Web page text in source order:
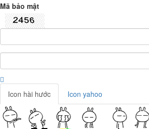
Mã bảo mật
Icon hài hước Icon yahoo